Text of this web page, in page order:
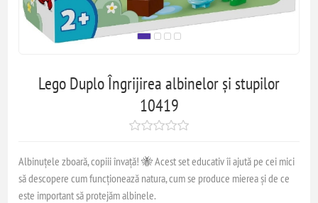
Lego Duplo Îngrijirea albinelor și stupilor
10419
Albinuțele zboară, copiii învață! 🐝 Acest set educativ îi ajută pe cei mici
să descopere cum funcționează natura, cum se produce mierea și de ce
este important să protejăm albinele.